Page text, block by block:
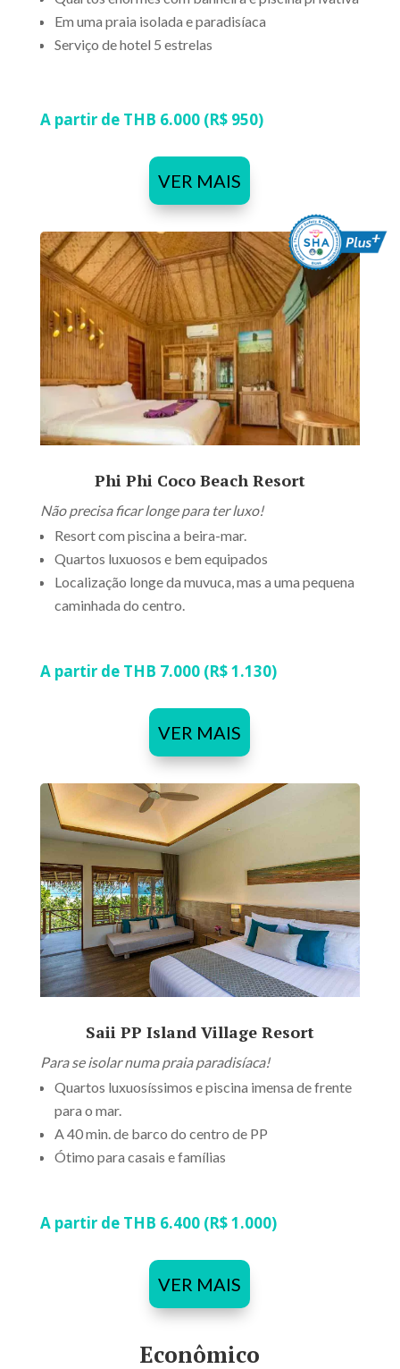
Em uma praia isolada e paradisíaca
Serviço de hotel 5 estrelas
A partir de THB 6.000 (R$ 950)
VER MAIS
Phi Phi Coco Beach Resort
Não precisa ficar longe para ter luxo!
Resort com piscina a beira-mar.
Quartos luxuosos e bem equipados
Localização longe da muvuca, mas a uma pequena
caminhada do centro.
A partir de THB 7.000 (R$ 1.130)
VER MAIS
Saii PP Island Village Resort
Para se isolar numa praia paradisíaca!
Quartos luxuosíssimos e piscina imensa de frente
para o mar.
A 40 min. de barco do centro de PP
Ótimo para casais e famílias
A partir de THB 6.400 (R$ 1.000)
VER MAIS
Econômico